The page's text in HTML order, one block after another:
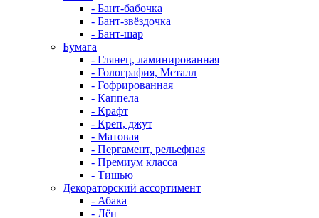
- Бант-бабочка
- Бант-звёздочка
- Бант-шар
Бумага
- Глянец, ламинированная
- Голография, Металл
- Гофрированная
- Каппела
- Крафт
- Креп, джут
- Матовая
- Пергамент, рельефная
- Премиум класса
- Тишью
Декораторский ассортимент
- Абака
- Лён